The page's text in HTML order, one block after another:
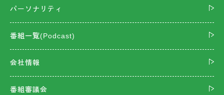
パーソナリティ
番組一覧(Podcast)
会社情報
番組審議会